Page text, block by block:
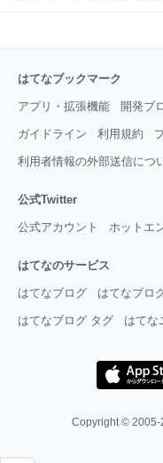
はてなブックマーク
アプリ・拡張機能 開発ブ
ガイドライン 利用規約
利用者情報の外部送信につ
公式Twitter
公式アカウント ホットエ
はてなのサービス
はてなブログ はてなブロ
はてなブログ タグ はてな
Copyright © 2005-